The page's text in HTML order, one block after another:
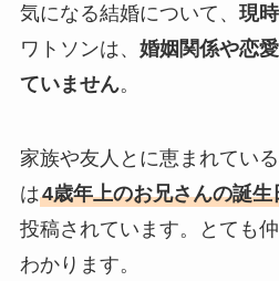
気になる結婚について、 現
ワトソンは、 婚姻関係や恋
ていません。
家族や友人とに恵まれてい
は4歳年上のお兄さんの誕生
投稿されています。とても
わかります。